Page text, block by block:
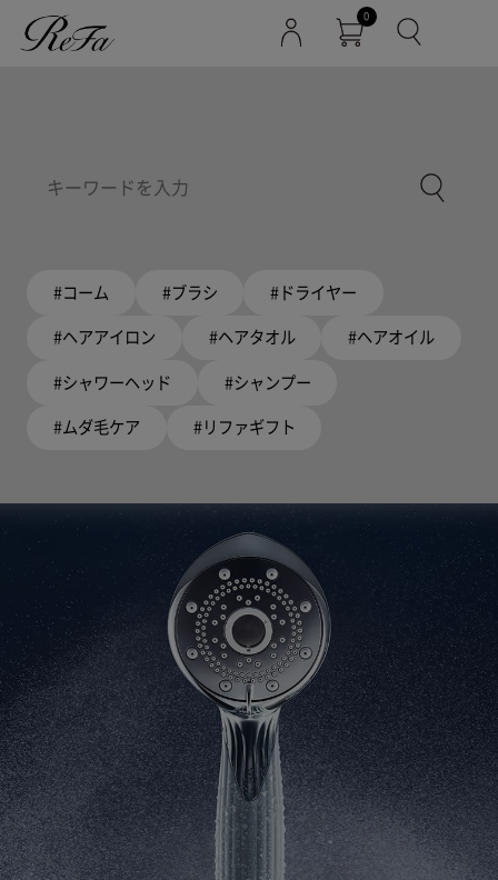
0
#コーム #ブラシ #ドライヤー
#ヘアアイロン #ヘアタオル #ヘアオイル
#シャワーヘッド #シャンプー
#ムダ毛ケア #リファギフト